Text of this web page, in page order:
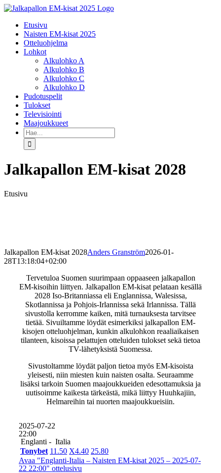
Skip
contentEtusivu
Naisten EM-kisat 2025
Otteluohjelma
Lohkot
Alkulohko A
Alkulohko B
Alkulohko C
Alkulohko D
Pudotuspelit
Tulokset
Televisiointi
Maajoukkueet
Etsi
...
Jalkapallon EM-kisat 2028
Etusivu
Jalkapallon EM-kisat 2028Anders Granström2026-01-
28T13:18:04+02:00
Tervetuloa Suomen suurimpaan oppaaseen jalkapallon
EM-kisoihin liittyen. Jalkapallon EM-kisat pelataan kesällä
2028 Iso-Britanniassa eli Englannissa, Walesissa,
Skotlannissa ja Pohjois-Irlannissa sekä Irlannissa. Tällä
sivustolla kerromme kaiken, mitä turnauksesta tarvitsee
tietää. Sivuiltamme löydät esimerkiksi jalkapallon EM-
kisojen otteluohjelman, kunkin alkulohkon reaaliaikaisen
tilanteen, kisoissa pelattujen otteluiden tulokset sekä tietoa
TV-lähetyksistä Suomessa.
Sivustoltamme löydät paljon tietoa myös EM-kisoista
yleisesti, niin miesten kuin naisten osalta. Seuraamme
lisäksi tarkoin Suomen maajoukkueiden edesottamuksia ja
uutisoimme kaikesta tärkeästä, mikä liittyy Huuhkajiin,
Helmareihin tai nuorten maajoukkueisiin.
2025-07-22
22:00
Englanti - Italia
Tonybet 11.50 X4.40 25.80
Avaa "Englanti-Italia – Naisten EM-kisat 2025 – 2025-07-
22 22:00" ottelusivu